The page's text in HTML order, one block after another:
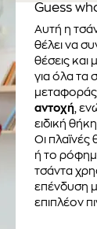
Guess
Αυτή η
θέλει να
θέσεις
για όλα τα
μεταφοράς
αντοχή ,
ειδική
Οι πλαϊνές
ή το
τσάντα
επένδυση
επιπλέον